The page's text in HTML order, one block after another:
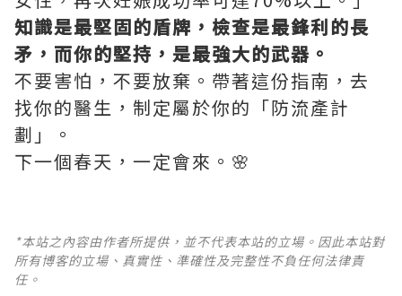
知識是最堅固的盾牌，檢查是最鋒利的長
矛，而你的堅持，是最強大的武器。
不要害怕，不要放棄。帶著這份指南，去
找你的醫生，制定屬於你的「防流產計
劃」。
下一個春天，一定會來。🌸
*本站之內容由作者所提供，並不代表本站的立場。因此本站對
所有博客的立場、真實性、準確性及完整性不負任何法律責
任。